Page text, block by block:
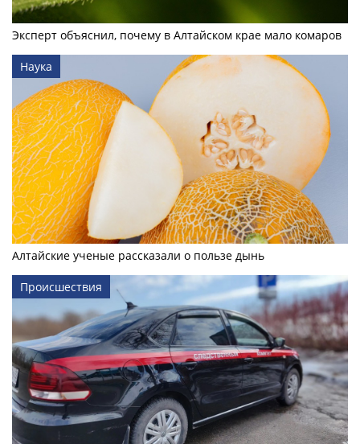
Эксперт объяснил, почему в Алтайском крае мало комаров
Наука
Алтайские ученые рассказали о пользе дынь
Происшествия